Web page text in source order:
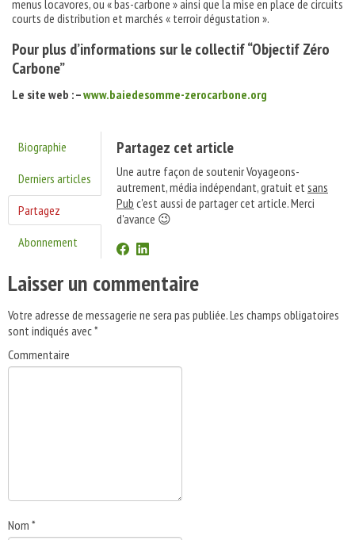
menus locavores, ou « bas-carbone » ainsi que la mise en place de circuits
courts de distribution et marchés « terroir dégustation ».
Pour plus d’informations sur le collectif “Objectif Zéro
Carbone”
Le site web :–www.baiedesomme-zerocarbone.org
Biographie
Derniers articles
Partagez
Abonnement
Partagez cet article
Une autre façon de soutenir Voyageons-
autrement, média indépendant, gratuit etsans
Pub c'est aussi de partager cet article. Merci
d'avance 😉
Laisser un commentaire
Votre adresse de messagerie ne sera pas publiée.Les champs obligatoires
sont indiqués avec*
Commentaire
Nom *